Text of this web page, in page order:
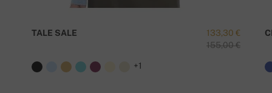
133,30 €
155,00 €
TALE SALE
+1